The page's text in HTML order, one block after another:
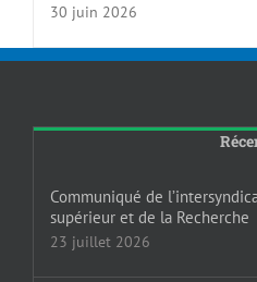
30 juin 2026
Communiqué de
supérieur et de la Recherche
23 juillet 2026